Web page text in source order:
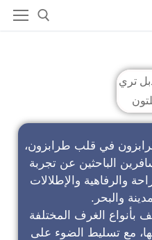
في قلب طرابزون،
الباحثين عن تجربة
والرفاهية والإطلالات
والبحر.
بأنواع الغرف المختلفة
مع تسليط الضوء على